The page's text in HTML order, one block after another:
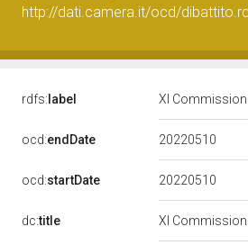
http://dati.camera.it/ocd/
rdfs: label XI
ocd:endDate 20220510
ocd:startDate 20220510
dc:title XI